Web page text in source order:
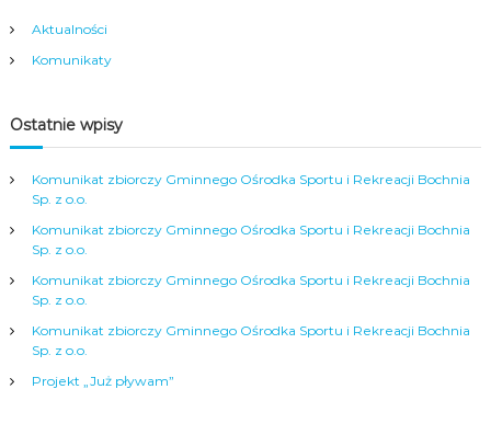
g
a
c
j
a
w
p
i
Aktualności
Komunikaty
Ostatnie wpisy
Komunikat zbiorczy Gminnego Ośrodka Sportu i Rekreacji Bochnia
Sp. z o.o.
Komunikat zbiorczy Gminnego Ośrodka Sportu i Rekreacji Bochnia
Sp. z o.o.
Komunikat zbiorczy Gminnego Ośrodka Sportu i Rekreacji Bochnia
Sp. z o.o.
Komunikat zbiorczy Gminnego Ośrodka Sportu i Rekreacji Bochnia
Sp. z o.o.
Projekt „Już pływam”